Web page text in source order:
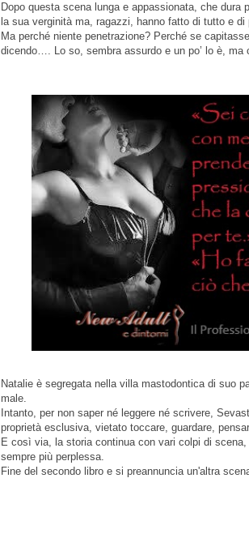
Dopo questa scena lunga e appassionata, che
la sua verginità ma, ragazzi, hanno fatto di tutto e di
Ma perché niente penetrazione? Perché se
dicendo…. Lo so, sembra assurdo e un po’ lo è, ma
Natalie è segregata nella villa mastodontica di suo
male.
Intanto, per non saper né leggere né scrivere,
proprietà esclusiva, vietato toccare, guardare,
E così via, la storia continua con vari colpi di
sempre più perplessa.
Fine del secondo libro e si preannuncia un'altra